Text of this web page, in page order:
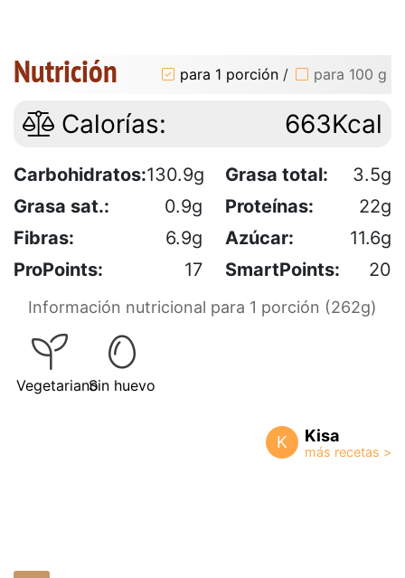
Nutrición para 1 porción / para 100 g
Calorías: 663Kcal
Carbohidratos:130.9g Grasa total:
3.5g
Grasa sat.:
0.9g Proteínas:
22g
Fibras:
6.9g Azúcar:
11.6g
ProPoints:
17 SmartPoints: 20
Información nutricional para 1 porción (262g)
VegetarianoSin huevo
K Kisa